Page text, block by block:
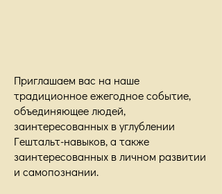
Приглашаем вас на наше
традиционное ежегодное событие,
объединяющее людей,
заинтересованных в углублении
Гештальт-навыков, а также
заинтересованных в личном развитии
и самопознании.